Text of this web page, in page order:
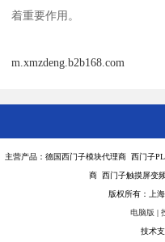
着重要作用。
m.xmzdeng.b2b168.com
主营产品：德国西门子模块代理商 西门子
商 西门子触摸屏变
版权所有：上
电脑版 |
技术支